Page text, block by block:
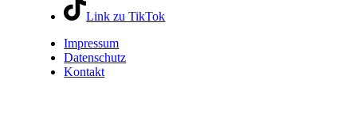
Link zu TikTok
Impressum
Datenschutz
Kontakt